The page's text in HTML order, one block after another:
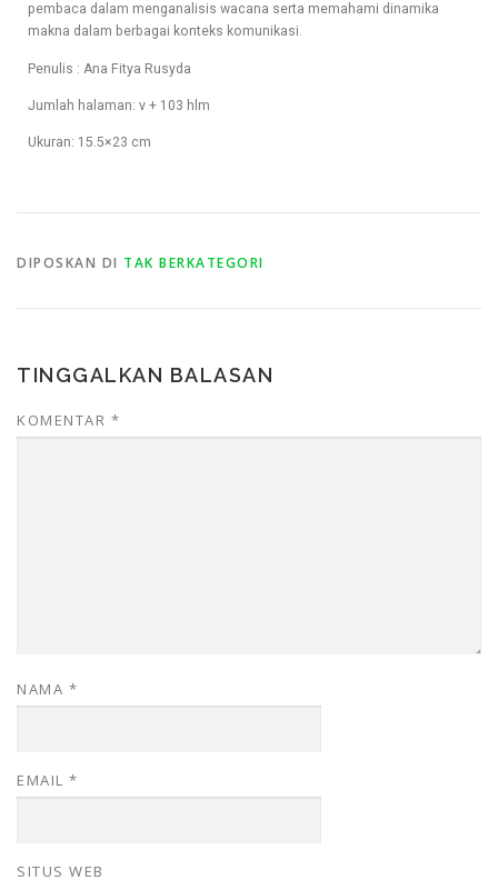
pembaca dalam menganalisis wacana serta memahami dinamika
makna dalam berbagai konteks komunikasi.
Penulis : Ana Fitya Rusyda
Jumlah halaman: v + 103 hlm
Ukuran: 15.5×23 cm
DIPOSKAN DI TAK BERKATEGORI
TINGGALKAN BALASAN
KOMENTAR *
NAMA *
EMAIL *
SITUS WEB